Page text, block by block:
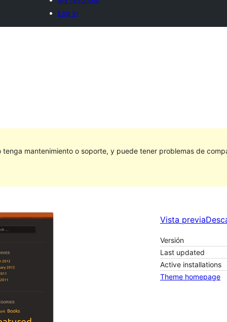
Log in
tenga mantenimiento o soporte, y puede tener problemas de
Vista previa
Versión
Last updated
Active installations
Theme homepage